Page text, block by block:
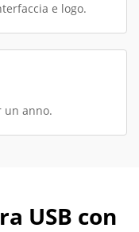
e logo.
un anno.
USB con